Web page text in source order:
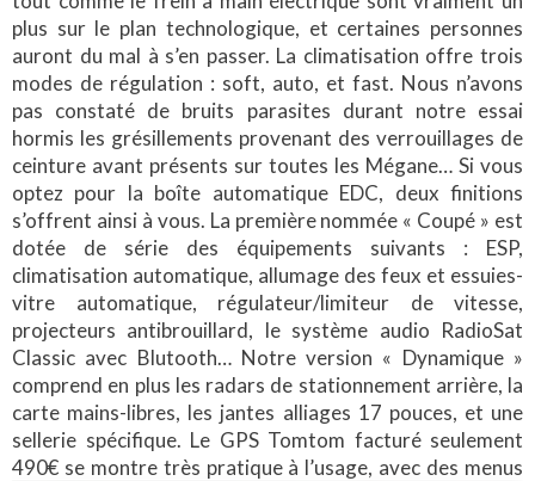
plus sur le plan technologique, et certaines personnes
auront du mal à s’en passer. La climatisation offre trois
modes de régulation : soft, auto, et fast. Nous n’avons
pas constaté de bruits parasites durant notre essai
hormis les grésillements provenant des verrouillages de
ceinture avant présents sur toutes les Mégane… Si vous
optez pour la boîte automatique EDC, deux finitions
s’offrent ainsi à vous. La première nommée « Coupé » est
dotée de série des équipements suivants : ESP,
climatisation automatique, allumage des feux et essuies-
vitre automatique, régulateur/limiteur de vitesse,
projecteurs antibrouillard, le système audio RadioSat
Classic avec Blutooth… Notre version « Dynamique »
comprend en plus les radars de stationnement arrière, la
carte mains-libres, les jantes alliages 17 pouces, et une
sellerie spécifique. Le GPS Tomtom facturé seulement
490€ se montre très pratique à l’usage, avec des menus